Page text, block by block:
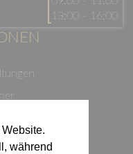
während
13:00 - 16:00